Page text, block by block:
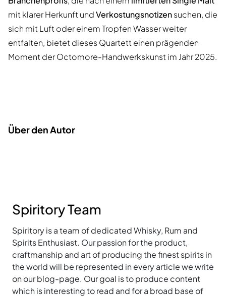
mit klarer Herkunft undVerkostungsnotizensuchen, die
sich mit Luft oder einem Tropfen Wasser weiter
entfalten, bietet dieses Quartett einen prägenden
Moment der Octomore-Handwerkskunst im Jahr 2025.
Über den Autor
Spiritory Team
Spiritory is a team of dedicated Whisky, Rum and
Spirits Enthusiast. Our passion for the product,
craftmanship and art of producing the finest spirits in
the world will be represented in every article we write
on our blog-page. Our goal is to produce content
which is interesting to read and for a broad base of